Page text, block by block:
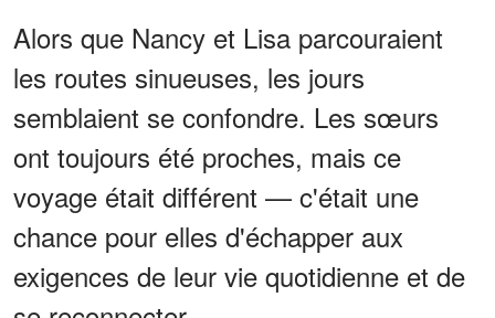
Alors que Nancy et Lisa parcouraient
les routes sinueuses, les jours
semblaient se confondre. Les sœurs
ont toujours été proches, mais ce
voyage était différent — c'était une
chance pour elles d'échapper aux
exigences de leur vie quotidienne et de